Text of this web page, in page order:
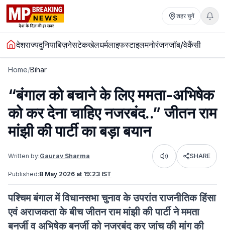
शहर चुनें
देशराज्यदुनियाबिज़नेसटेकखेलधर्मलाइफस्टाइलमनोरंजनजॉब/वेकैंसी
Home/Bihar
“बंगाल को बचाने के लिए ममता-अभिषेक
को कर देना चाहिए नजरबंद..” जीतन राम
मांझी की पार्टी का बड़ा बयान
Written by:Gaurav Sharma Listen SHARE
Published:8 May 2026 at 19:23 IST
पश्चिम बंगाल में विधानसभा चुनाव के उपरांत राजनीतिक हिंसा
एवं अराजकता के बीच जीतन राम मांझी की पार्टी ने ममता
बनर्जी व अभिषेक बनर्जी को नजरबंद कर जांच की मांग की